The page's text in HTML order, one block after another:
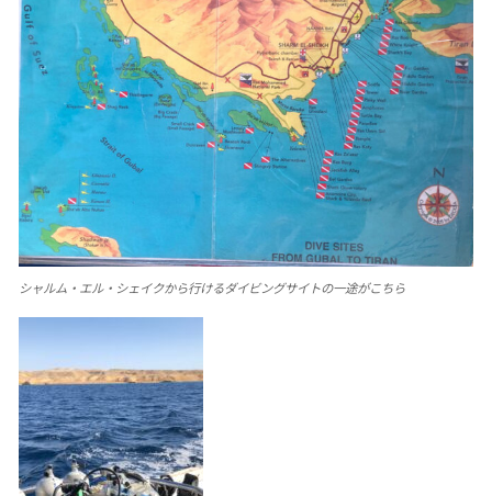
シャルム・エル・シェイクから行けるダイビングサイトの一途がこちら